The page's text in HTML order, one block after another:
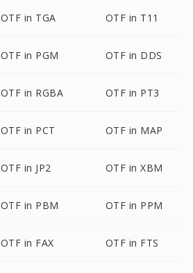
OTF in TGA OTF in T11
OTF in PGM OTF in DDS
OTF in RGBA OTF in PT3
OTF in PCT OTF in MAP
OTF in JP2 OTF in XBM
OTF in PBM OTF in PPM
OTF in FAX OTF in FTS